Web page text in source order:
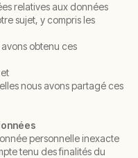
relatives aux données
sujet, y compris les
obtenu ces
nous avons partagé ces
personnelle inexacte
tenu des finalités du